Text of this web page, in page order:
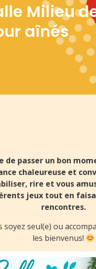
Milieu
aînés
de passer un bon
chaleureuse et
rire et vous
jeux tout en
rencontres.
soyez seul(e) ou
les bienvenus!